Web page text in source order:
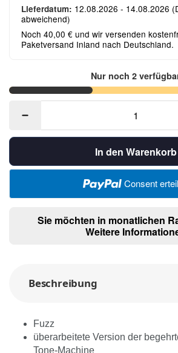
Lieferdatum: 12.08.2026 - 14.08.2026
abweichend)
Noch 40,00 € und wir versenden
Paketversand Inland nach Deutschland.
Nur noch 2
In den Warenkorb
Consent
Sie möchten in monatlichen
Weitere
Beschreibung
Fuzz
überarbeitete Version der
Tone-Machine